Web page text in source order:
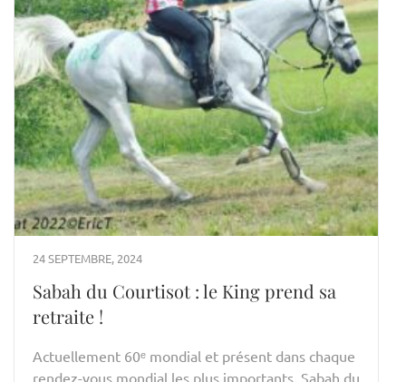
24 SEPTEMBRE, 2024
Sabah du Courtisot : le King prend sa
retraite !
Actuellement 60ᵉ mondial et présent dans chaque
rendez-vous mondial les plus importants, Sabah du